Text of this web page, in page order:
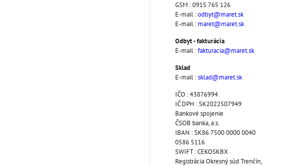
GSM : 0915 765 126
E-mail :odbyt@maret.sk
E-mail : maret@maret.sk
Odbyt - fakturácia
E-mail :fakturacia@maret.sk
Sklad
E-mail :sklad@maret.sk
IČO : 43876994
IČ DPH : SK2022507949
Bankové spojenie
ČSOB banka, a.s.
IBAN : SK86 7500 0000 0040
0586 5116
SWIFT : CEKOSKBX
Registrácia Okresný súd Trenčín,